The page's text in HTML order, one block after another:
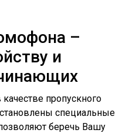
–
и
пропускного
специальные
беречь Вашу